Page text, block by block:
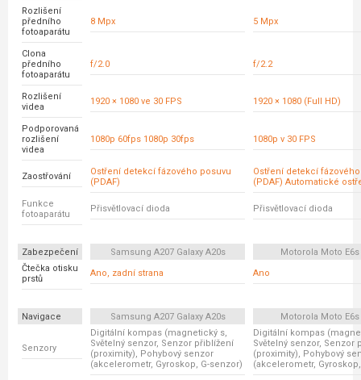
Rozlišení
předního
fotoaparátu
8 Mpx 5 Mpx
Clona
předního
fotoaparátu
f/2.0 f/2.2
Rozlišení
videa
1920 × 1080 ve 30 FPS 1920 × 1080 (Full HD)
Podporovaná
rozlišení
videa
1080p 60fps 1080p 30fps 1080p v 30 FPS
Zaostřování
Ostření detekcí fázového posuvu
(PDAF)
Ostření detekcí
(PDAF) Automatické
Funkce
fotoaparátu
Přisvětlovací dioda Přisvětlovací dioda
Zabezpečení Samsung A207 Galaxy A20s
Motorola Moto
Čtečka otisku
prstů
Ano, zadní strana Ano
Navigace Samsung A207 Galaxy A20s Motorola Moto
Senzory
Digitální kompas (magnetický s,
Světelný senzor, Senzor přiblížení
(proximity), Pohybový senzor
(akcelerometr, Gyroskop, G-senzor)
Digitální kompas
Světelný senzor, Senzor
(proximity), Pohybový
(akcelerometr,